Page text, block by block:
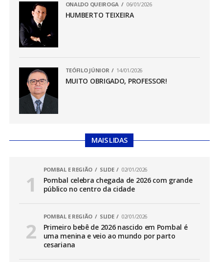
ONALDO QUEIROGA 06/01/2026
HUMBERTO TEIXEIRA
TEÓFILO JÚNIOR 14/01/2026
MUITO OBRIGADO, PROFESSOR!
MAIS LIDAS
POMBAL E REGIÃO SLIDE 02/01/2026
Pombal celebra chegada de 2026 com grande
público no centro da cidade
POMBAL E REGIÃO SLIDE 02/01/2026
Primeiro bebê de 2026 nascido em Pombal é
uma menina e veio ao mundo por parto
cesariana